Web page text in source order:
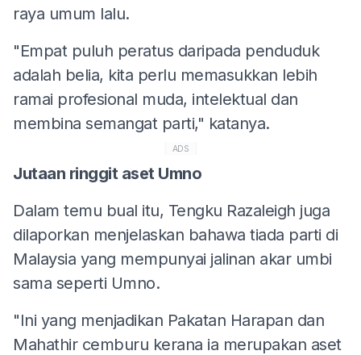
raya umum lalu.
"Empat puluh peratus daripada penduduk
adalah belia, kita perlu memasukkan lebih
ramai profesional muda, intelektual dan
membina semangat parti," katanya.
ADS
Jutaan ringgit aset Umno
Dalam temu bual itu, Tengku Razaleigh juga
dilaporkan menjelaskan bahawa tiada parti di
Malaysia yang mempunyai jalinan akar umbi
sama seperti Umno.
"Ini yang menjadikan Pakatan Harapan dan
Mahathir cemburu kerana ia merupakan aset